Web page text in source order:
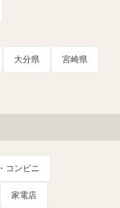
大分県 宮崎県
コンビニ
家電店